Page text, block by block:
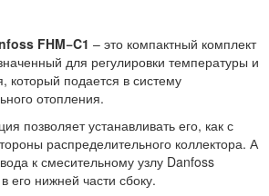
FHM−C1 – это компактный комплект
для регулировки температуры и
который подается в систему
отопления.
позволяет устанавливать его, как с
распределительного коллектора. А
к смесительному узлу Danfoss
его нижней части сбоку.